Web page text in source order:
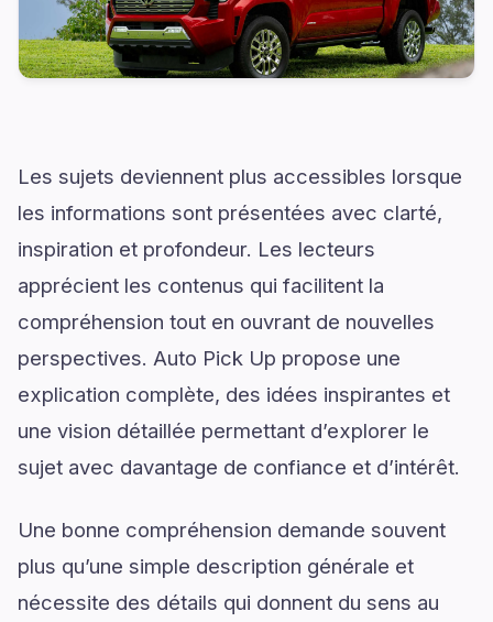
Les sujets deviennent plus accessibles lorsque
les informations sont présentées avec clarté,
inspiration et profondeur. Les lecteurs
apprécient les contenus qui facilitent la
compréhension tout en ouvrant de nouvelles
perspectives. Auto Pick Up propose une
explication complète, des idées inspirantes et
une vision détaillée permettant d’explorer le
sujet avec davantage de confiance et d’intérêt.
Une bonne compréhension demande souvent
plus qu’une simple description générale et
nécessite des détails qui donnent du sens au